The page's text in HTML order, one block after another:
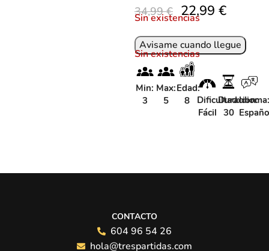
34,99€ 22,99 €
Sin existencias
Sin existencias
Min:
3
Max:
5
Edad:
8
Dificultad:
Fácil
Duracion:
30
CONTACTO
604 96 54 26
hola@trespartidas.com